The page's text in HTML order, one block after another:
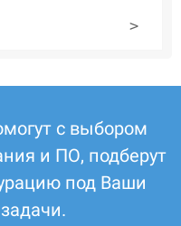
с выбором
и ПО, подберут
под Ваши